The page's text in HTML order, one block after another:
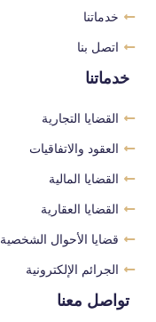
خدماتنا
اتصل بنا
خدماتنا
القضايا التجارية
العقود والاتفاقيات
القضايا المالية
القضايا العقارية
قضايا الأحوال الشخصية
الجرائم الإلكترونية
تواصل معنا